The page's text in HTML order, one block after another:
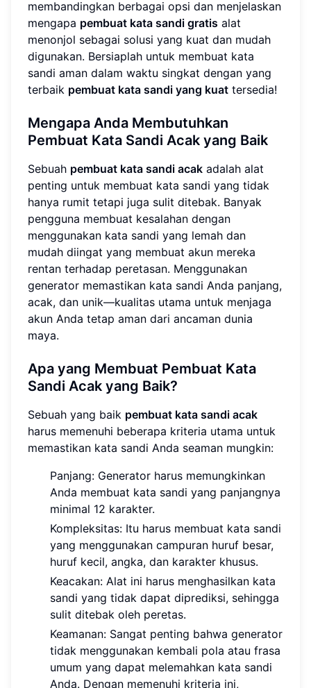
membandingkan berbagai opsi dan menjelaskan
mengapa pembuat kata sandi gratis alat
menonjol sebagai solusi yang kuat dan mudah
digunakan. Bersiaplah untuk membuat kata
sandi aman dalam waktu singkat dengan yang
terbaik pembuat kata sandi yang kuat tersedia!
Mengapa Anda Membutuhkan
Pembuat Kata Sandi Acak yang Baik
Sebuah pembuat kata sandi acak adalah alat
penting untuk membuat kata sandi yang tidak
hanya rumit tetapi juga sulit ditebak. Banyak
pengguna membuat kesalahan dengan
menggunakan kata sandi yang lemah dan
mudah diingat yang membuat akun mereka
rentan terhadap peretasan. Menggunakan
generator memastikan kata sandi Anda panjang,
acak, dan unik—kualitas utama untuk menjaga
akun Anda tetap aman dari ancaman dunia
maya.
Apa yang Membuat Pembuat Kata
Sandi Acak yang Baik?
Sebuah yang baik pembuat kata sandi acak
harus memenuhi beberapa kriteria utama untuk
memastikan kata sandi Anda seaman mungkin:
Panjang: Generator harus memungkinkan
Anda membuat kata sandi yang panjangnya
minimal 12 karakter.
Kompleksitas: Itu harus membuat kata sandi
yang menggunakan campuran huruf besar,
huruf kecil, angka, dan karakter khusus.
Keacakan: Alat ini harus menghasilkan kata
sandi yang tidak dapat diprediksi, sehingga
sulit ditebak oleh peretas.
Keamanan: Sangat penting bahwa generator
tidak menggunakan kembali pola atau frasa
umum yang dapat melemahkan kata sandi
Anda. Dengan memenuhi kriteria ini,